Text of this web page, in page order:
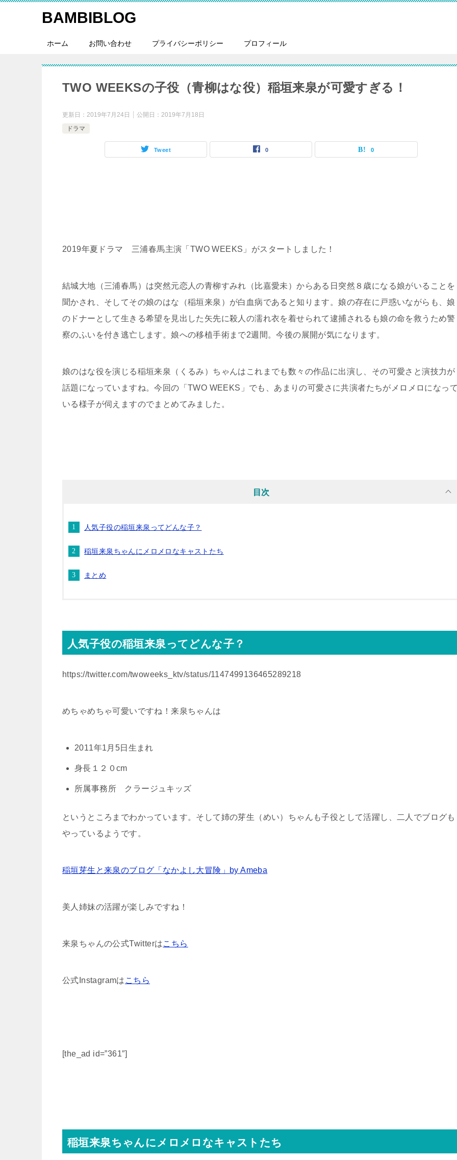
BAMBIBLOG
ホーム お問い合わせ プライバシーポリシー プロフィール
TWO WEEKSの子役（青柳はな役）稲垣来泉が可愛すぎる！
更新日： 2019年7月24日 公開日： 2019年7月18日
ドラマ
Tweet 0 0
2019年夏ドラマ 三浦春馬主演「TWO WEEKS」がスタートしました！
結城大地（三浦春馬）は突然元恋人の青柳すみれ（比嘉愛未）からある日突然８歳になる娘がいることを
聞かされ、そしてその娘のはな（稲垣来泉）が白血病であると知ります。娘の存在に戸惑いながらも、娘
のドナーとして生きる希望を見出した矢先に殺人の濡れ衣を着せられて逮捕されるも娘の命を救うため警
察のふいを付き逃亡します。娘への移植手術まで2週間。今後の展開が気になります。
娘のはな役を演じる稲垣来泉（くるみ）ちゃんはこれまでも数々の作品に出演し、その可愛さと演技力が
話題になっていますね。今回の「TWO WEEKS」でも、あまりの可愛さに共演者たちがメロメロになっ
いる様子が伺えますのでまとめてみました。
目次
人気子役の稲垣来泉ってどんな子？
稲垣来泉ちゃんにメロメロなキャストたち
まとめ
人気子役の稲垣来泉ってどんな子？
https://twitter.com/twoweeks_ktv/status/1147499136465289218
めちゃめちゃ可愛いですね！来泉ちゃんは
2011年1月5日生まれ
身長１２０cm
所属事務所 クラージュキッズ
というところまでわかっています。そして姉の芽生（めい）ちゃんも子役として活躍し、二人でブログも
やっているようです。
稲垣芽生と来泉のブログ「なかよし大冒険」by Ameba
美人姉妹の活躍が楽しみですね！
来泉ちゃんの公式Twitterはこちら
公式Instagramは こちら
[the_ad id=”361″]
稲垣来泉ちゃんにメロメロなキャストたち